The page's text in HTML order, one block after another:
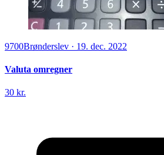
9700Brønderslev · 19. dec. 2022
Valuta omregner
30 kr.